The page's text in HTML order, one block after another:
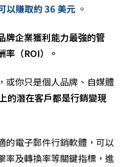
以賺取約 36 美元 。
牌企業獲利能力最強的管
率（ROI）。
或你只是個人品牌、自媒體
的潛在客戶都是行銷變現
的電子郵件行銷軟體，可以
率及轉換率等關鍵指標，進